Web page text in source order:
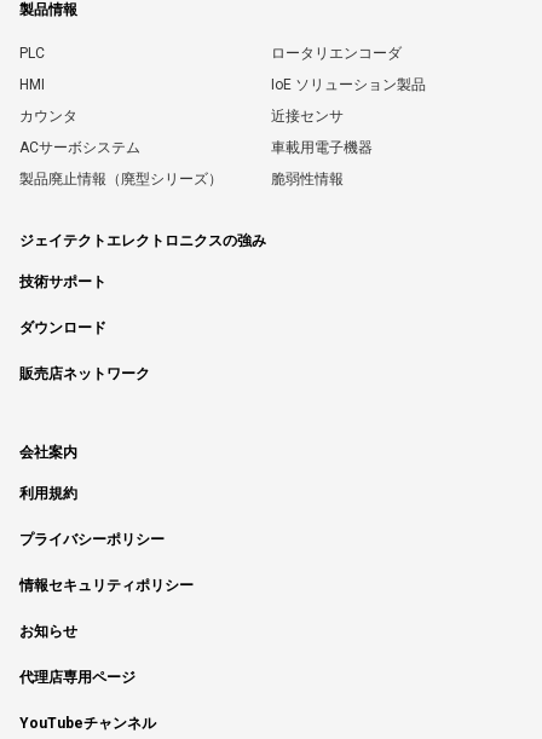
製品情報
PLC
ロータリエンコーダ
HMI
IoE ソリューション製品
カウンタ
近接センサ
ACサーボシステム
車載用電子機器
製品廃止情報（廃型シリーズ）
脆弱性情報
ジェイテクトエレクトロニクスの強み
技術サポート
ダウンロード
販売店ネットワーク
会社案内
利用規約
プライバシーポリシー
情報セキュリティポリシー
お知らせ
代理店専用ページ
YouTubeチャンネル